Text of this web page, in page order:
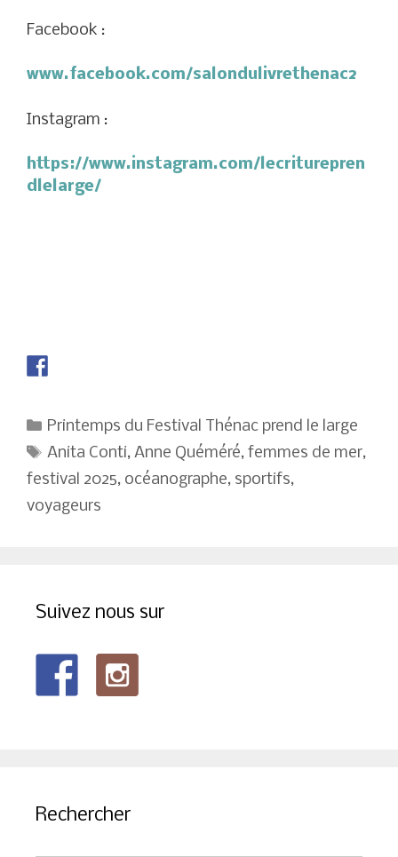
Facebook :
www.facebook.com/salondulivrethenac2
Instagram :
https://www.instagram.com/lecriturepren
dlelarge/
Catégories
Printemps du Festival Thénac prend le large
Étiquettes
Anita Conti,Anne Quéméré,femmes de mer,
festival 2025, océanographe, sportifs,
voyageurs
Suivez nous sur
Rechercher